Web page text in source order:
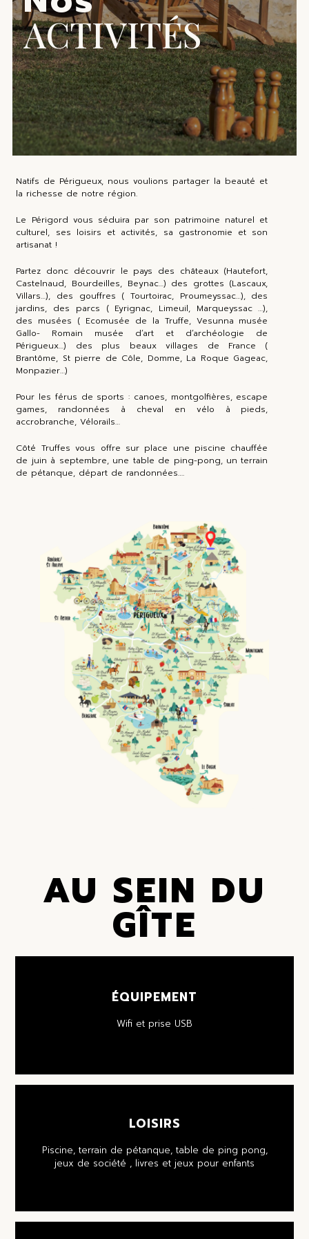
ACTIVITÉS
Natifs de Périgueux, nous voulions partager la beauté et
la richesse de notre région.
Le Périgord vous séduira par son patrimoine naturel et
culturel, ses loisirs et activités, sa gastronomie et son
artisanat !
Partez donc découvrir le pays des châteaux (Hautefort,
Castelnaud, Bourdeilles, Beynac…) des grottes (Lascaux,
Villars…), des gouffres ( Tourtoirac, Proumeyssac…), des
jardins, des parcs ( Eyrignac, Limeuil, Marqueyssac …),
des musées ( Ecomusée de la Truffe, Vesunna musée
Gallo- Romain musée d’art et d’archéologie de
Périgueux…) des plus beaux villages de France (
Brantôme, St pierre de Côle, Domme, La Roque Gageac,
Monpazier…)
Pour les férus de sports : canoes, montgolfières, escape
games, randonnées à cheval en vélo à pieds,
accrobranche, Vélorails…
Côté Truffes vous offre sur place une piscine chauffée
de juin à septembre, une table de ping-pong, un terrain
de pétanque, départ de randonnées….
AU SEIN DU
GÎTE
ÉQUIPEMENT
Wifi et prise USB
LOISIRS
Piscine, terrain de pétanque, table de ping pong,
jeux de société , livres et jeux pour enfants